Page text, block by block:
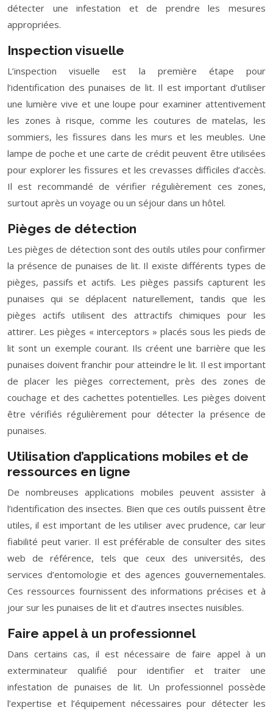
détecter une infestation et de prendre les mesures
appropriées.
Inspection visuelle
L’inspection visuelle est la première étape pour
l’identification des punaises de lit. Il est important d’utiliser
une lumière vive et une loupe pour examiner attentivement
les zones à risque, comme les coutures de matelas, les
sommiers, les fissures dans les murs et les meubles. Une
lampe de poche et une carte de crédit peuvent être utilisées
pour explorer les fissures et les crevasses difficiles d’accès.
Il est recommandé de vérifier régulièrement ces zones,
surtout après un voyage ou un séjour dans un hôtel.
Pièges de détection
Les pièges de détection sont des outils utiles pour confirmer
la présence de punaises de lit. Il existe différents types de
pièges, passifs et actifs. Les pièges passifs capturent les
punaises qui se déplacent naturellement, tandis que les
pièges actifs utilisent des attractifs chimiques pour les
attirer. Les pièges « interceptors » placés sous les pieds de
lit sont un exemple courant. Ils créent une barrière que les
punaises doivent franchir pour atteindre le lit. Il est important
de placer les pièges correctement, près des zones de
couchage et des cachettes potentielles. Les pièges doivent
être vérifiés régulièrement pour détecter la présence de
punaises.
Utilisation d’applications mobiles et de
ressources en ligne
De nombreuses applications mobiles peuvent assister à
l’identification des insectes. Bien que ces outils puissent être
utiles, il est important de les utiliser avec prudence, car leur
fiabilité peut varier. Il est préférable de consulter des sites
web de référence, tels que ceux des universités, des
services d’entomologie et des agences gouvernementales.
Ces ressources fournissent des informations précises et à
jour sur les punaises de lit et d’autres insectes nuisibles.
Faire appel à un professionnel
Dans certains cas, il est nécessaire de faire appel à un
exterminateur qualifié pour identifier et traiter une
infestation de punaises de lit. Un professionnel possède
l’expertise et l’équipement nécessaires pour détecter les